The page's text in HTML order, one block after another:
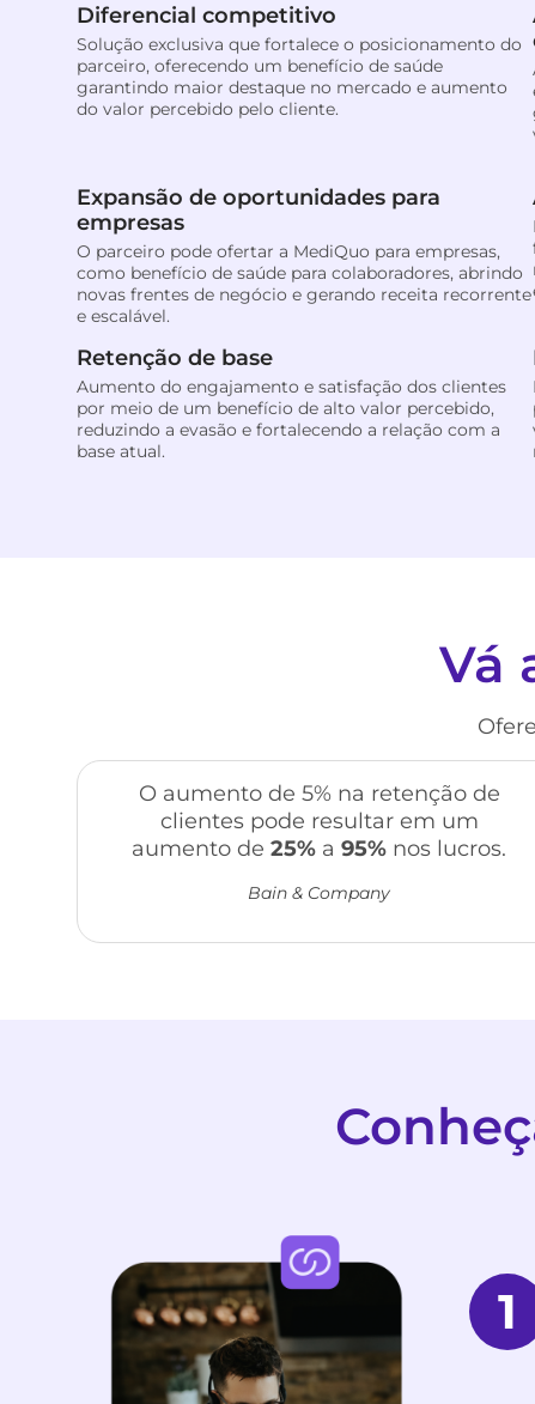
Diferencial competitivo
Solução exclusiva que fortalece o posicionamento do
parceiro, oferecendo um benefício de saúde
garantindo maior destaque no mercado e aumento
do valor percebido pelo cliente.
Expansão de oportunidades para
empresas
O parceiro pode ofertar a MediQuo para empresas,
como benefício de saúde para colaboradores, abrindo
novas frentes de negócio e gerando receita recorrente
e escalável.
Retenção de base
Aumento do engajamento e satisfação dos clientes
por meio de um benefício de alto valor percebido,
reduzindo a evasão e fortalecendo a relação com a
base atual.
Vá
O aumento de 5% na retenção de
clientes pode resultar em um
aumento de25% a95% nos lucros.
Bain & Company
1